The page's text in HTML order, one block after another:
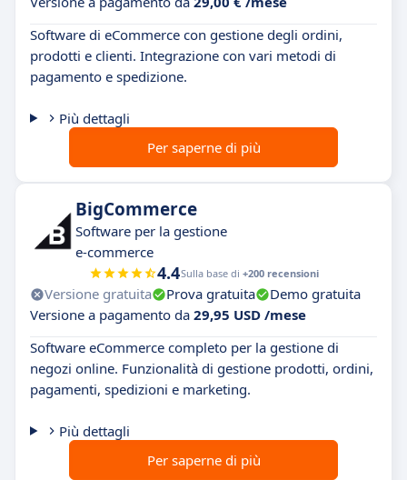
Software di eCommerce con gestione degli ordini,
prodotti e clienti. Integrazione con vari metodi di
pagamento e spedizione.
Più dettagli
Per saperne di più
BigCommerce
Software per la gestione
e-commerce
4.4Sulla base di +200 recensioni
Versione gratuita Prova gratuita
Demo gratuita
Versione a pagamento da 29,95 USD /mese
Software eCommerce completo per la gestione di
negozi online. Funzionalità di gestione prodotti, ordini,
pagamenti, spedizioni e marketing.
Più dettagli
Per saperne di più